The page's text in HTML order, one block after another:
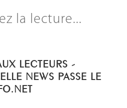
la lecture...
LECTEURS -
NEWS PASSE LE